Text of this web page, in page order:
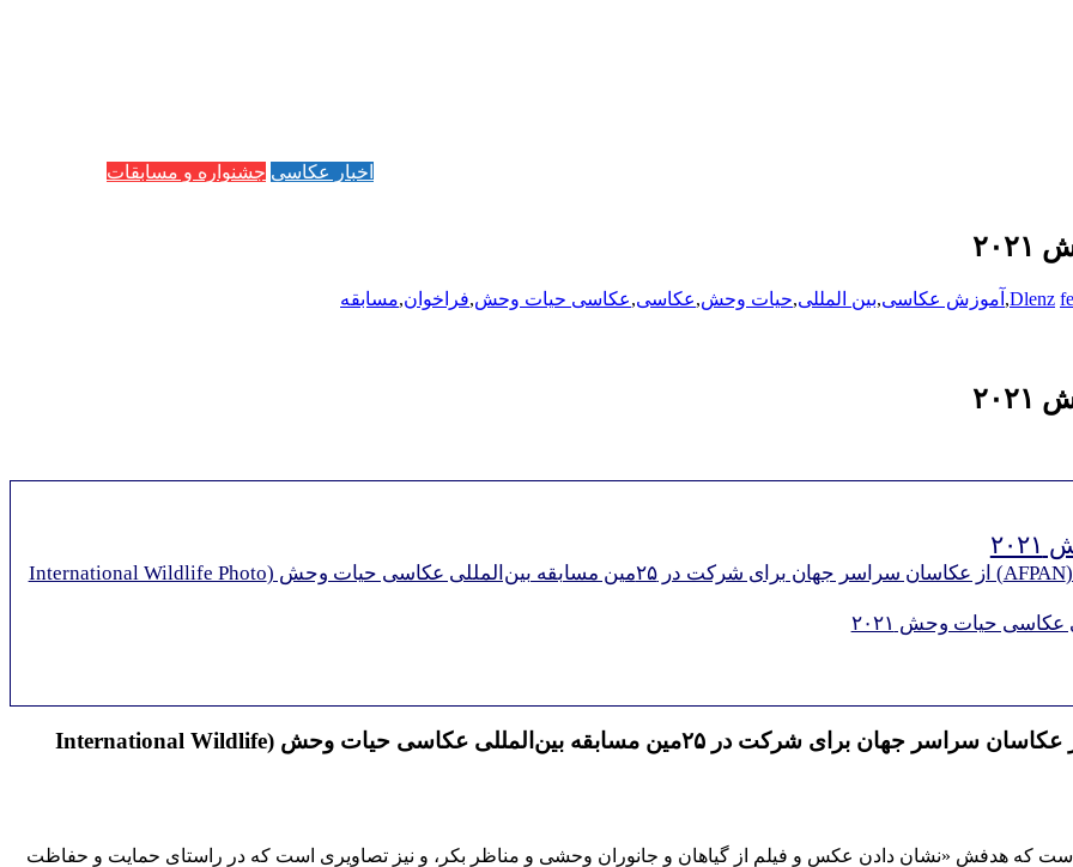
اخبار عکاسی جشنواره و مسابقات
Dlenz
, آموزش عکاسی,بین المللی,حیات وحش,عکاسی,عکاسی حیات وحش,فراخوان,مسابقه
انجمن جشنواره عکس حیات وحش و طبیعت (AFPAN) از عکاسان سراسر جهان برای شرکت در ۲۵مین مسابقه بین‌المللی عکاسی حیات وحش (International Wildlife Photo
حیات وحش ۲۰۲۱
انجمن جشنواره عکس حیات وحش و طبیعت (AFPAN) از عکاسان سراسر جهان برای شرکت در ۲۵مین مسابقه بین‌المللی عکاسی حیات وحش (International Wildlife
که هدفش «نشان دادن عکس و فیلم از گیاهان و جانوران وحشی و مناظر بکر، و نیز تصاویری است که در راستای حمایت و حفاظت